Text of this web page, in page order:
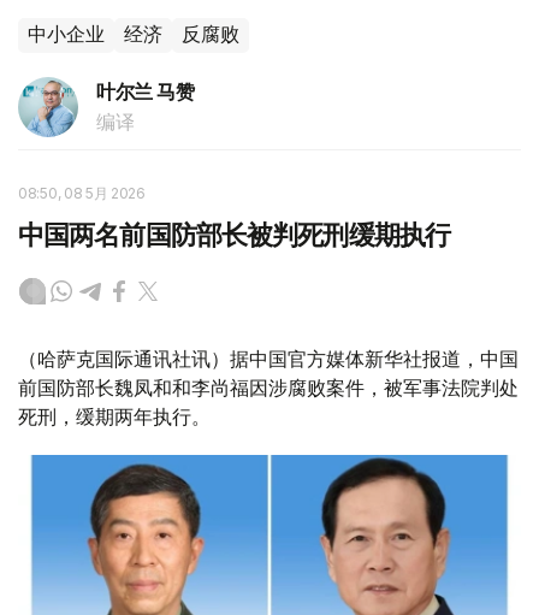
中小企业 经济 反腐败
叶尔兰 马赞
编译
08:50, 08 5月 2026
中国两名前国防部长被判死刑缓期执行
（哈萨克国际通讯社讯）据中国官方媒体新华社报道，中国
前国防部长魏凤和和李尚福因涉腐败案件，被军事法院判处
死刑，缓期两年执行。